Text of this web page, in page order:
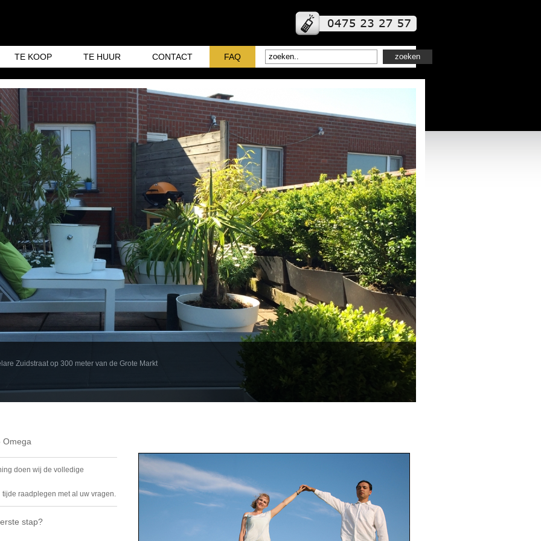
TE KOOP TE HUUR CONTACT FAQ
Zuidstraat op 300 meter van de Grote Markt
Omega
doen wij de volledige
raadplegen met al uw vragen.
stap?